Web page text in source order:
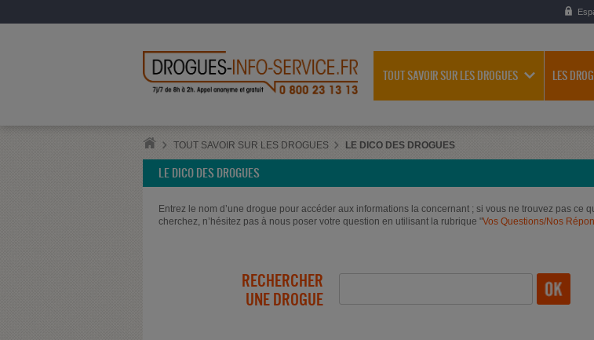
TOUT SAVOIR SUR LES DROGUES LES
TOUT SAVOIR SUR LES DROGUES LE DICO DES DROGUES
LE DICO DES DROGUES
Entrez le nom d’une drogue pour accéder aux informations la concernant ; si vous ne trouvez pas ce
cherchez, n’hésitez pas à nous poser votre question en utilisant la rubrique "Vos Questions/Nos
RECHERCHER
UNE DROGUE